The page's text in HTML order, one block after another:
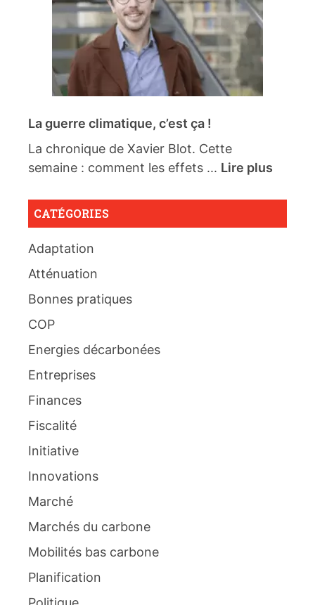
La guerre climatique, c’est ça !
La chronique de Xavier Blot. Cette
semaine : comment les effets ... Lire plus
CATÉGORIES
Adaptation
Atténuation
Bonnes pratiques
COP
Energies décarbonées
Entreprises
Finances
Fiscalité
Initiative
Innovations
Marché
Marchés du carbone
Mobilités bas carbone
Planification